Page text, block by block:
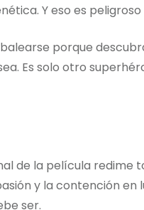
Y eso es
porque
Es solo otro
de la película redime
y la contención en
ser.